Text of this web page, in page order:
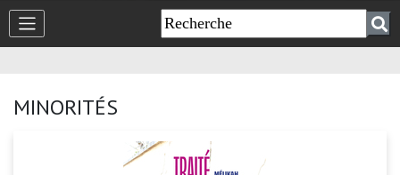
MINORITÉS